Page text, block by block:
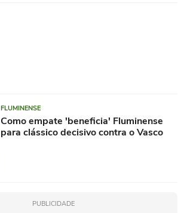
FLUMINENSE
Como empate 'beneficia' Fluminense
para clássico decisivo contra o Vasco
PUBLICIDADE